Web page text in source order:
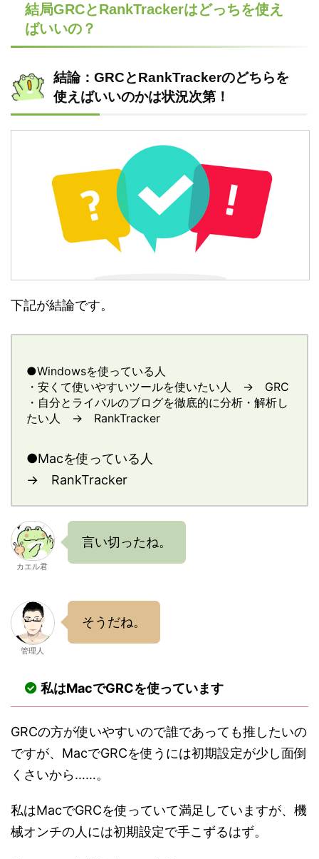
結局GRCとRankTrackerはどっちを使え
ばいいの？
結論：GRCとRankTrackerのどちらを
使えばいいのかは状況次第！
下記が結論です。
●Windowsを使っている人
・安くて使いやすいツールを使いたい人 → GRC
・自分とライバルのブログを徹底的に分析・解析し
たい人 → RankTracker
●Macを使っている人
→ RankTracker
カエル君
言い切ったね。
管理人
そうだね。
私はMacでGRCを使っています
GRCの方が使いやすいので誰であっても推したいの
ですが、MacでGRCを使うには初期設定が少し面倒
くさいから……。
私はMacでGRCを使っていて満足していますが、機
械オンチの人には初期設定で手こずるはず。